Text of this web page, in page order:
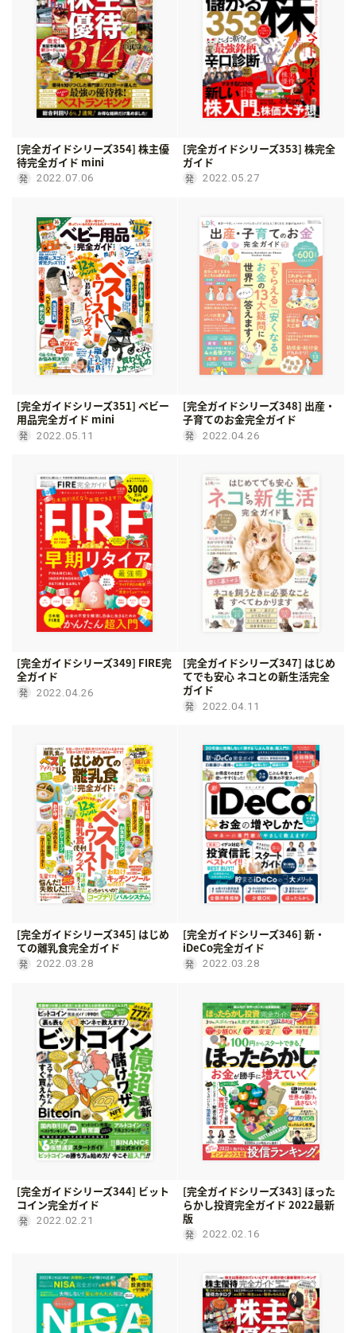
[完全ガイドシリーズ354] 株主優
待完全ガイド mini
2022.07.06
[完全ガイドシリーズ353] 株完全
ガイド
2022.05.27
[完全ガイドシリーズ351] ベビー
用品完全ガイド mini
2022.05.11
[完全ガイドシリーズ348] 出産・
子育てのお金完全ガイド
2022.04.26
[完全ガイドシリーズ349] FIRE完
全ガイド
2022.04.26
[完全ガイドシリーズ347] はじめ
てでも安心 ネコとの新生活完全
ガイド
2022.04.11
[完全ガイドシリーズ345] はじめ
ての離乳食完全ガイド
2022.03.28
[完全ガイドシリーズ346] 新・
iDeCo完全ガイド
2022.03.28
[完全ガイドシリーズ344] ビット
コイン完全ガイド
2022.02.21
[完全ガイドシリーズ343] ほった
らかし投資完全ガイド 2022最新
版
2022.02.16